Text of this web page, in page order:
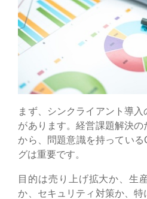
まず、シンクライアント導
があります。経営課題解決
から、問題意識を持ってい
グは重要です。
目的は売り上げ拡大か、生
か、セキュリティ対策か、